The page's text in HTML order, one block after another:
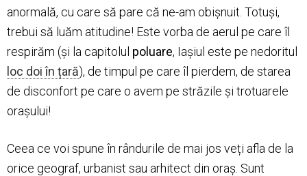
anormală, cu care să pare că ne-am obișnuit. Totuși,
trebui să luăm atitudine! Este vorba de aerul pe care îl
respirăm (și la capitolul poluare, Iașiul este pe nedoritul
loc doi în țară), de timpul pe care îl pierdem, de starea
de disconfort pe care o avem pe străzile și trotuarele
orașului!
Ceea ce voi spune în rândurile de mai jos veți afla de la
orice geograf, urbanist sau arhitect din oraș. Sunt